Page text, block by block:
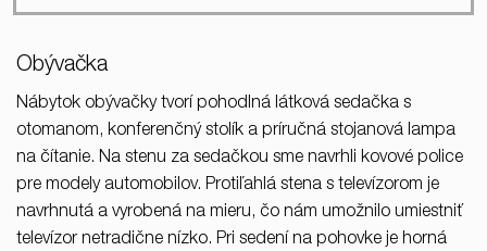
Obývačka
Nábytok obývačky tvorí pohodlná látková sedačka s
otomanom, konferenčný stolík a príručná stojanová lampa
na čítanie. Na stenu za sedačkou sme navrhli kovové police
pre modely automobilov. Protiľahlá stena s televízorom je
navrhnutá a vyrobená na mieru, čo nám umožnilo umiestniť
televízor netradične nízko. Pri sedení na pohovke je horná